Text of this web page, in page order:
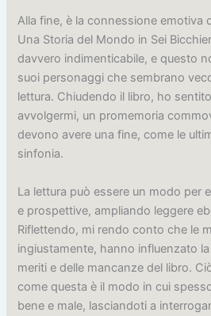
Alla fine, è la connessione emotiva
Una Storia del Mondo in Sei
davvero indimenticabile, e questo
suoi personaggi che sembrano
lettura. Chiudendo il libro, ho
avvolgermi, un promemoria
devono avere una fine, come le
sinfonia.
La lettura può essere un modo per
e prospettive, ampliando leggere
Riflettendo, mi rendo conto che le
ingiustamente, hanno influenzato
meriti e delle mancanze del libro.
come questa è il modo in cui
bene e male, lasciandoti a